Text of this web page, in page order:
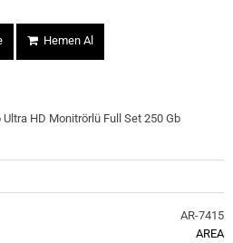
Hemen Al
Ultra HD Monitrörlü Full Set 250 Gb
AR-7415
AREA